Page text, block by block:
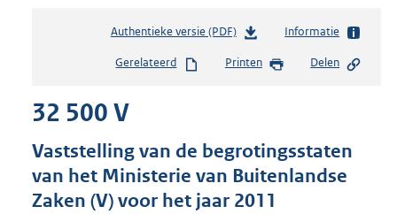
Authentieke versie (PDF)b
s
s
g
r
Informatie
Gerelateerd Printen Delen
32 500 V
Vaststelling van de begrotingsstaten
van het Ministerie van Buitenlandse
Zaken (V) voor het jaar 2011